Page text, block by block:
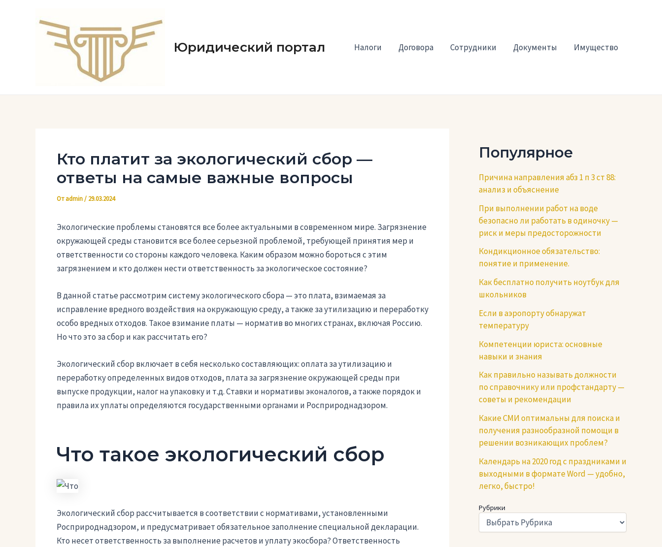
содержимому
Юридический портал Налоги Договора Сотрудники Документы Имущество
Кто платит за экологический сбор —
ответы на самые важные вопросы
Отadmin/ 29.03.2024
Экологические проблемы становятся все более актуальными в современном мире. Загрязнение
окружающей среды становится все более серьезной проблемой, требующей принятия мер и
ответственности со стороны каждого человека. Каким образом можно бороться с этим
загрязнением и кто должен нести ответственность за экологическое состояние?
В данной статье рассмотрим систему экологического сбора — это плата, взимаемая за
исправление вредного воздействия на окружающую среду, а также за утилизацию и переработку
особо вредных отходов. Такое взимание платы — норматив во многих странах, включая Россию.
Но что это за сбор и как рассчитать его?
Экологический сбор включает в себя несколько составляющих: оплата за утилизацию и
переработку определенных видов отходов, плата за загрязнение окружающей среды при
выпуске продукции, налог на упаковку и т.д. Ставки и нормативы эконалогов, а также порядок и
правила их уплаты определяются государственными органами и Росприроднадзором.
Что такое экологический сбор
Экологический сбор рассчитывается в соответствии с нормативами, установленными
Росприроднадзором, и предусматривает обязательное заполнение специальной декларации.
Кто несет ответственность за выполнение расчетов и уплату экосбора? Ответственность
Популярное
Причина направления абз 1 п 3 ст 88:
анализ и объяснение
При выполнении работ на воде
безопасно ли работать в одиночку —
риск и меры предосторожности
Кондикционное обязательство:
понятие и применение.
Как бесплатно получить ноутбук для
школьников
Если в аэропорту обнаружат
температуру
Компетенции юриста: основные
навыки и знания
Как правильно называть должности
по справочнику или профстандарту —
советы и рекомендации
Какие СМИ оптимальны для поиска и
получения разнообразной помощи в
решении возникающих проблем?
Календарь на 2020 год с праздниками и
выходными в формате Word — удобно,
легко, быстро!
Рубрики